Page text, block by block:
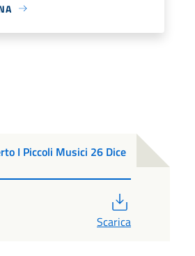
I Piccoli Musici 26 Dice
Scarica